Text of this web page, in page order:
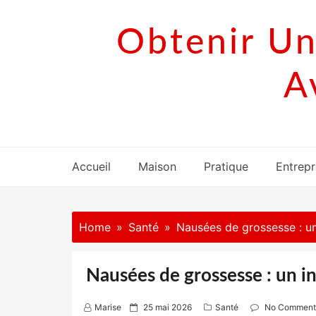
Obtenir
Accueil Maison Pratique
Home Santé Nausées de grossesse :
Nausées de grossesse : un
Marise
P 25 mai 2026 Santé No